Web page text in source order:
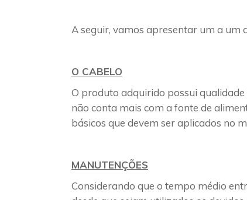
A seguir, vamos apresentar um a um
O CABELO
O produto adquirido possui
não conta mais com a fonte de
básicos que devem ser aplicados no
MANUTENÇÕES
Considerando que o tempo médio